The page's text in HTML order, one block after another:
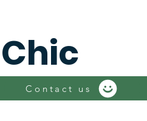
Contact us